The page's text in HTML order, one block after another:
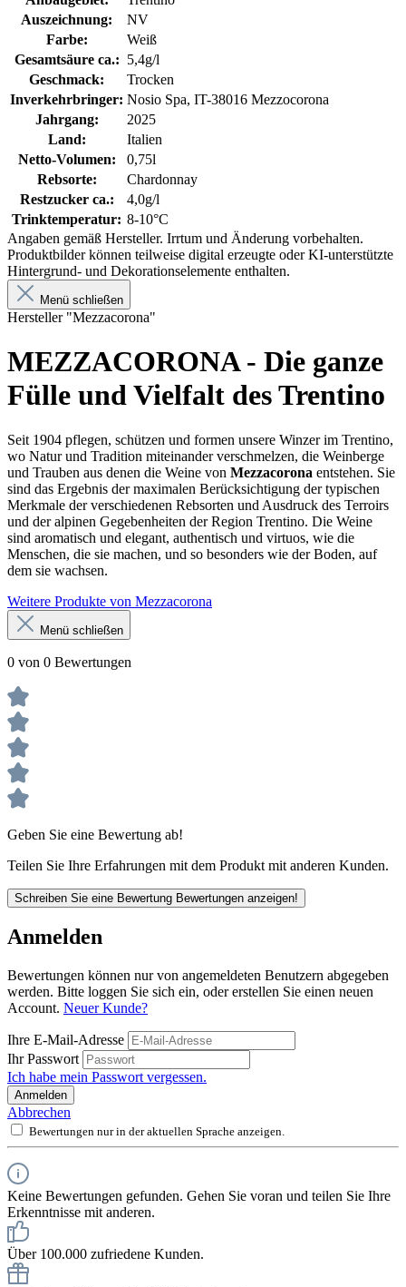
Auszeichnung:
NV
Farbe:
Weiß
Gesamtsäure ca.: 5,4g/l
Geschmack:
Trocken
Inverkehrbringer: Nosio Spa, IT-38016 Mezzocorona
Jahrgang:
2025
Land:
Italien
Netto-Volumen:
0,75l
Rebsorte:
Chardonnay
Restzucker ca.:
4,0g/l
Trinktemperatur: 8-10°C
Angaben gemäß Hersteller. Irrtum und Änderung vorbehalten.
Produktbilder können teilweise digital erzeugte oder KI-unterstützte
Hintergrund- und Dekorationselemente enthalten.
Menü schließen
Hersteller "Mezzacorona"
MEZZACORONA - Die ganze
Fülle und Vielfalt des Trentino
Seit 1904 pflegen, schützen und formen unsere Winzer im Trentino,
wo Natur und Tradition miteinander verschmelzen, die Weinberge
und Trauben aus denen die Weine von Mezzacorona entstehen. Sie
sind das Ergebnis der maximalen Berücksichtigung der typischen
Merkmale der verschiedenen Rebsorten und Ausdruck des Terroirs
und der alpinen Gegebenheiten der Region Trentino. Die Weine
sind aromatisch und elegant, authentisch und virtuos, wie die
Menschen, die sie machen, und so besonders wie der Boden, auf
dem sie wachsen.
Weitere Produkte von Mezzacorona
Menü schließen
0 von 0 Bewertungen
Geben Sie eine Bewertung ab!
Teilen Sie Ihre Erfahrungen mit dem Produkt mit anderen Kunden.
Schreiben Sie eine Bewertung Bewertungen anzeigen!
Anmelden
Bewertungen können nur von angemeldeten Benutzern abgegeben
werden. Bitte loggen Sie sich ein, oder erstellen Sie einen neuen
Account. Neuer Kunde?
Ihre E-Mail-Adresse
Ihr Passwort
Ich habe mein Passwort vergessen.
Anmelden
Abbrechen
Bewertungen nur in der aktuellen Sprache anzeigen.
Keine Bewertungen gefunden. Gehen Sie voran und teilen Sie Ihre
Erkenntnisse mit anderen.
Über 100.000 zufriedene Kunden.